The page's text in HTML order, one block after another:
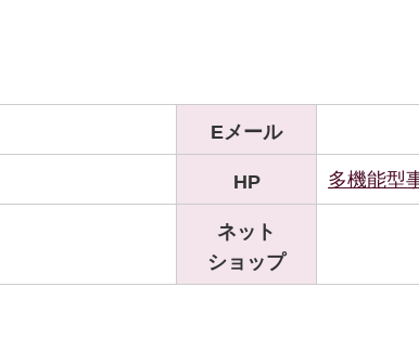
Eメール
HP 多機能型
ネット
ショップ